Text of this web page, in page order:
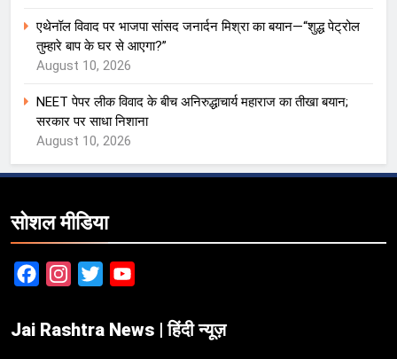
एथेनॉल विवाद पर भाजपा सांसद जनार्दन मिश्रा का बयान—“शुद्ध पेट्रोल
तुम्हारे बाप के घर से आएगा?”
August 10, 2026
NEET पेपर लीक विवाद के बीच अनिरुद्धाचार्य महाराज का तीखा बयान;
सरकार पर साधा निशाना
August 10, 2026
सोशल मीडिया
FacebookInstagram
Twitter
Jai Rashtra News | हिंदी न्यूज़